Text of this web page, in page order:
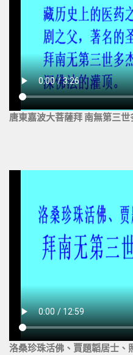
唐東嘉波大菩薩拜 南無第三
洛桑珍珠活佛、賈題韜居士、